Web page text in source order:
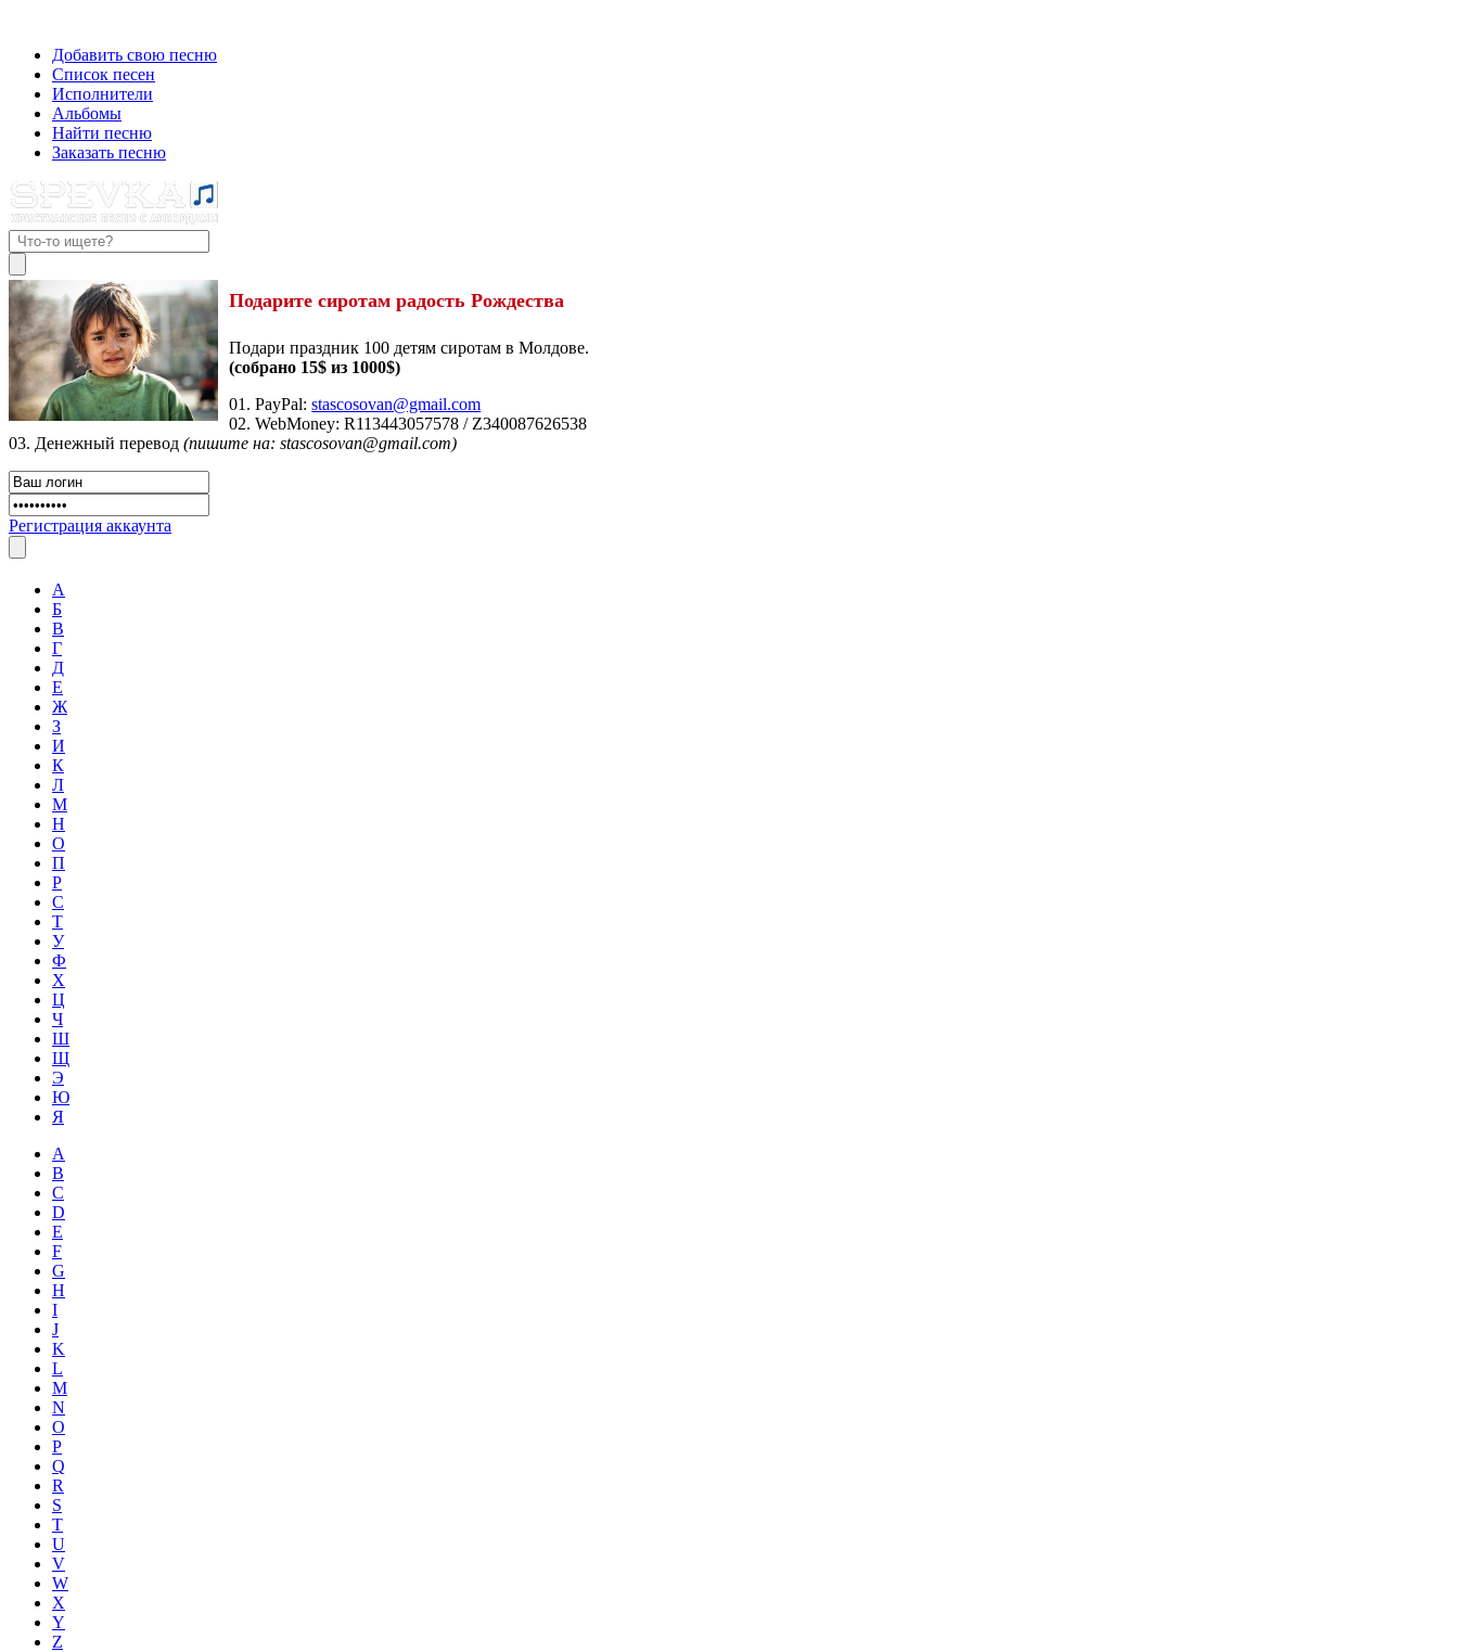
Добавить свою песню
Список песен
Исполнители
Альбомы
Найти песню
Заказать песню
Подарите сиротам радость Рождества
Подари праздник 100 детям сиротам в Молдове.
(собрано 15$ из 1000$)
01. PayPal:stascosovan@gmail.com
02. WebMoney:R113443057578 / Z340087626538
03. Денежный перевод (пишите на: stascosovan@gmail.com)
Регистрация аккаунта
А
Б
В
Г
Д
Е
Ж
З
И
К
Л
М
Н
О
П
Р
С
Т
У
Ф
Х
Ц
Ч
Ш
Щ
Э
Ю
Я
A
B
C
D
E
F
G
H
I
J
K
L
M
N
O
P
Q
R
S
T
U
V
W
X
Y
Z